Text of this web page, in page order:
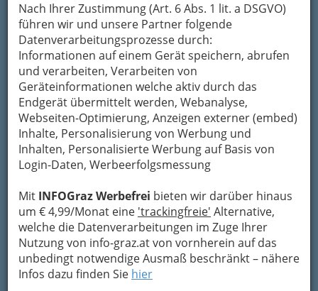
Nach Ihrer Zustimmung (Art. 6 Abs. 1 lit. a DSGVO)
führen wir und unsere Partner folgende
Datenverarbeitungsprozesse durch:
Informationen auf einem Gerät speichern, abrufen
und verarbeiten, Verarbeiten von
Geräteinformationen welche aktiv durch das
Endgerät übermittelt werden, Webanalyse,
Webseiten-Optimierung, Anzeigen externer (embed)
Inhalte, Personalisierung von Werbung und
Inhalten, Personalisierte Werbung auf Basis von
Login-Daten, Werbeerfolgsmessung
Mit INFOGraz Werbefrei bieten wir darüber hinaus
um € 4,99/Monat eine 'trackingfreie' Alternative,
welche die Datenverarbeitungen im Zuge Ihrer
Nutzung von info-graz.at von vornherein auf das
unbedingt notwendige Ausmaß beschränkt – nähere
Infos dazu finden Sie hier
Navigation
Fleischgroßhandel
Lebensmittelgroßhandel
Obst- und Gemüsegroßhandel